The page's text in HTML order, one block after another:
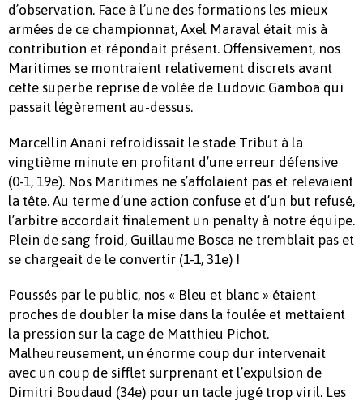
d’observation. Face à l’une des formations les mieux
armées de ce championnat, Axel Maraval était mis à
contribution et répondait présent. Offensivement, nos
Maritimes se montraient relativement discrets avant
cette superbe reprise de volée de Ludovic Gamboa qui
passait légèrement au-dessus.
Marcellin Anani refroidissait le stade Tribut à la
vingtième minute en profitant d’une erreur défensive
(0-1, 19e). Nos Maritimes ne s’affolaient pas et relevaient
la tête. Au terme d’une action confuse et d’un but refusé,
l’arbitre accordait finalement un penalty à notre équipe.
Plein de sang froid, Guillaume Bosca ne tremblait pas et
se chargeait de le convertir (1-1, 31e) !
Poussés par le public, nos « Bleu et blanc » étaient
proches de doubler la mise dans la foulée et mettaient
la pression sur la cage de Matthieu Pichot.
Malheureusement, un énorme coup dur intervenait
avec un coup de sifflet surprenant et l’expulsion de
Dimitri Boudaud (34e) pour un tacle jugé trop viril. Les